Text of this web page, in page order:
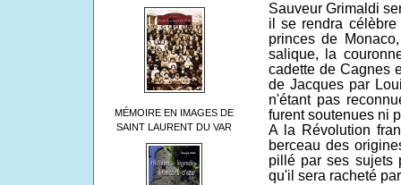
MÉMOIRE EN IMAGES DE
SAINT LAURENT DU VAR
Sauveur Grimaldi
il se rendra
princes de
salique, la
cadette de Cagnes
de Jacques par
n'étant pas
furent soutenues ni
A la Révolution
berceau des
pillé par ses sujets
qu'il sera racheté